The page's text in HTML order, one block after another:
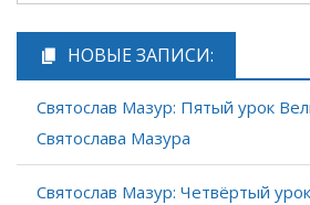
НОВЫЕ ЗАПИСИ:
Святослав Мазур: Пятый урок
Святослава Мазура
Святослав Мазур: Четвёртый